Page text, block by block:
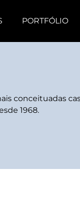
PORTFÓLIO
conceituadas
1968.